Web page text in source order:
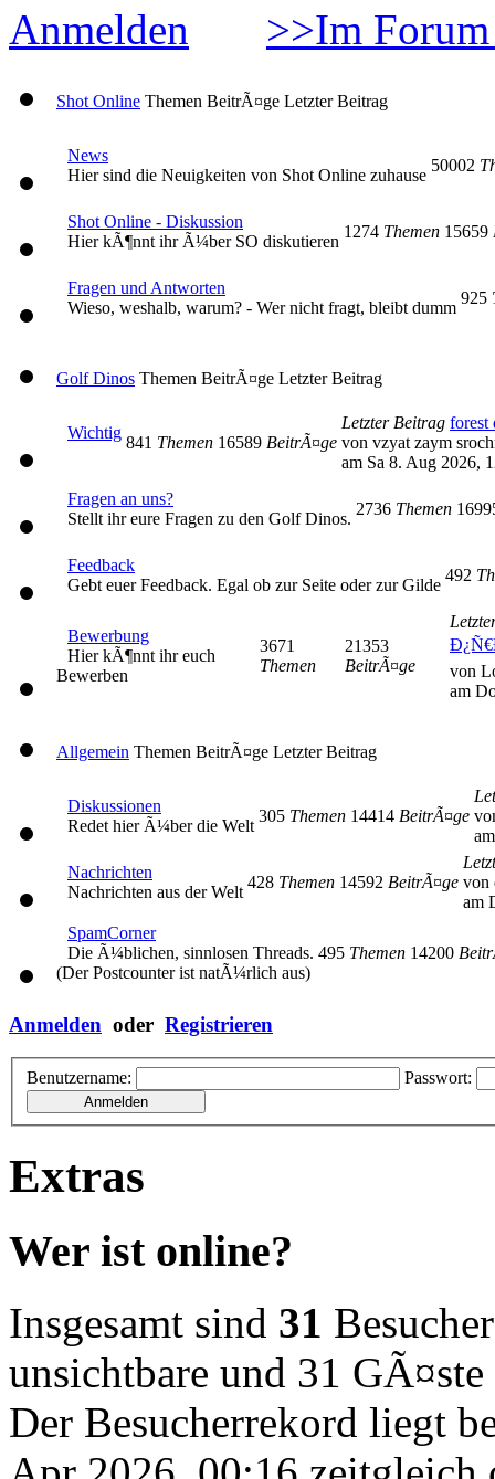
Anmelden >>Im
Shot Online Themen BeitrÃ¤ge Letzter Beitrag
News
Hier sind die Neuigkeiten von Shot Online zuhause
50002
Shot Online - Diskussion
Hier kÃ¶nnt ihr Ã¼ber SO diskutieren
1274 Themen 15659
Fragen und Antworten
Wieso, weshalb, warum? - Wer nicht fragt, bleibt dumm
925
Golf Dinos Themen BeitrÃ¤ge Letzter Beitrag
Wichtig
841 Themen 16589 BeitrÃ¤ge
Letzter Beitrag forest
von vzyat zaym
am Sa 8. Aug 2026,
Fragen an uns?
Stellt ihr eure Fragen zu den Golf Dinos.
2736 Themen
Feedback
Gebt euer Feedback. Egal ob zur Seite oder zur Gilde
492
Bewerbung
Hier kÃ¶nnt ihr euch
Bewerben
3671
Themen
21353
BeitrÃ¤ge
von
am
Allgemein Themen BeitrÃ¤ge Letzter Beitrag
Diskussionen
Redet hier Ã¼ber die Welt
305 Themen 14414 BeitrÃ¤ge
Nachrichten
Nachrichten aus der Welt
428 Themen 14592 BeitrÃ¤ge von
am
SpamCorner
Die Ã¼blichen, sinnlosen Threads.
(Der Postcounter ist natÃ¼rlich aus)
495 Themen 14200
Anmelden oder Registrieren
Benutzername: Passwort:
Extras
Wer ist online?
Insgesamt sind 31
unsichtbare und 31 GÃ¤ste
Der Besucherrekord liegt